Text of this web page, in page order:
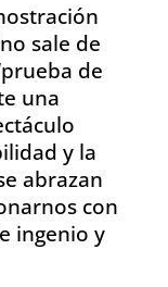
sale de
de
una
y la
abrazan
con
ingenio y